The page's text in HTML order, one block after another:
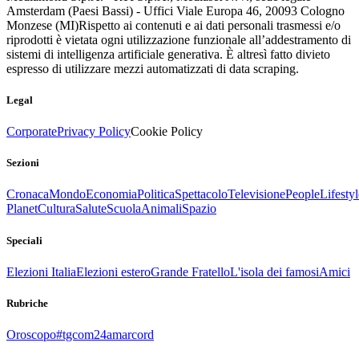
Amsterdam (Paesi Bassi) - Uffici Viale Europa 46, 20093 Cologno
Monzese (MI)Rispetto ai contenuti e ai dati personali trasmessi e/o
riprodotti è vietata ogni utilizzazione funzionale all’addestramento di
sistemi di intelligenza artificiale generativa. È altresì fatto divieto
espresso di utilizzare mezzi automatizzati di data scraping.
Legal
CorporatePrivacy PolicyCookie Policy
Sezioni
CronacaMondoEconomiaPoliticaSpettacoloTelevisionePeople
PlanetCulturaSaluteScuolaAnimaliSpazio
Speciali
Elezioni ItaliaElezioni esteroGrande FratelloL'isola dei famosiAmici
Rubriche
Oroscopo#tgcom24amarcord